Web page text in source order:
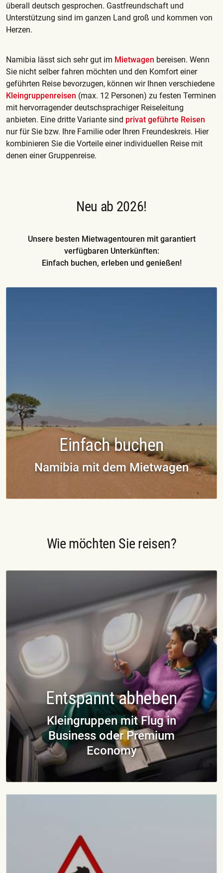
überall deutsch gesprochen. Gastfreundschaft und
Unterstützung sind im ganzen Land groß und kommen von
Herzen.
Namibia lässt sich sehr gut im Mietwagen bereisen. Wenn
Sie nicht selber fahren möchten und den Komfort einer
geführten Reise bevorzugen, können wir Ihnen verschiedene
Kleingruppenreisen (max. 12 Personen) zu festen Terminen
mit hervorragender deutschsprachiger Reiseleitung
anbieten. Eine dritte Variante sind privat geführte Reisen
nur für Sie bzw. Ihre Familie oder Ihren Freundeskreis. Hier
kombinieren Sie die Vorteile einer individuellen Reise mit
denen einer Gruppenreise.
Neu ab 2026!
Unsere besten Mietwagentouren mit garantiert
verfügbaren Unterkünften:
Einfach buchen, erleben und genießen!
Einfach buchen
Namibia mit dem Mietwagen
Wie möchten Sie reisen?
Entspannt abheben
Kleingruppen mit Flug in
Business oder Premium
Economy